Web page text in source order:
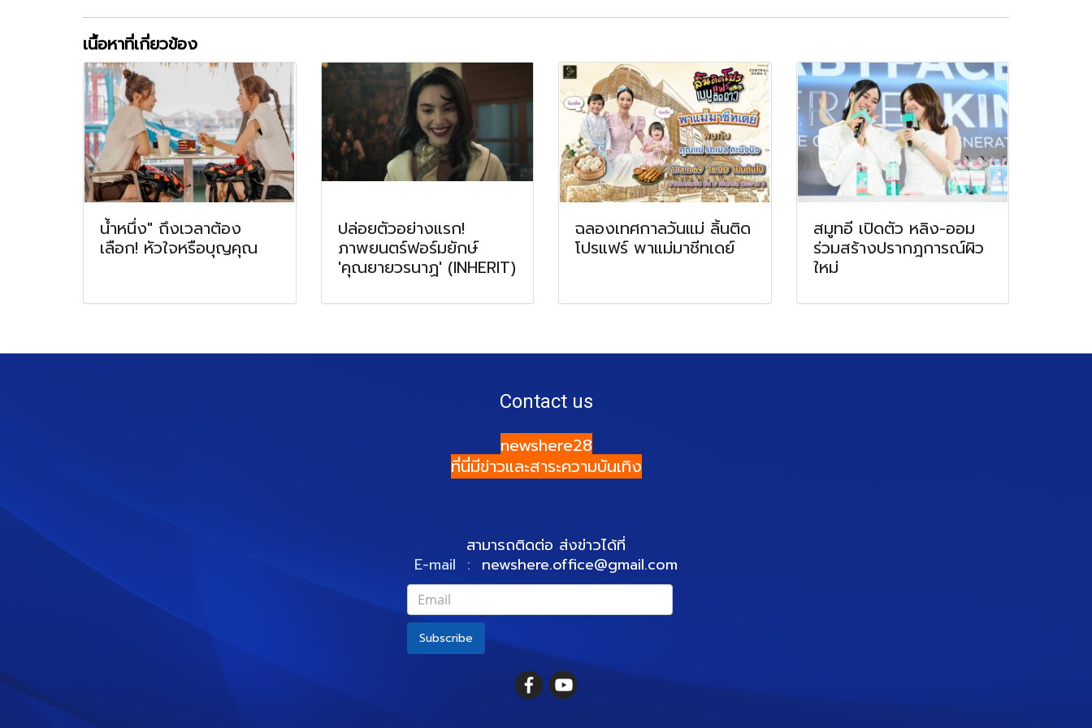
เนื้อหาที่เกี่ยวข้อง
น้ำหนึ่ง" ถึงเวลาต้อง
เลือก! หัวใจหรือบุญคุณ
ปล่อยตัวอย่างแรก!
ภาพยนตร์ฟอร์มยักษ์
'คุณยายวรนาฏ' (INHERIT)
ฉลองเทศกาลวันแม่ ลิ้นติด
โปรแฟร์ พาแม่มาชีทเดย์
สมูทอี เปิดตัว หลิง-ออม
ร่วมสร้างปรากฎการณ์ผิว
ใหม่
Contact us
newshere28
ที่นี่มีข่าวและสาระความบันเทิง
สามารถติดต่อ ส่งข่าวได้ที่
E-mail : newshere.office@gmail.com
Subscribe